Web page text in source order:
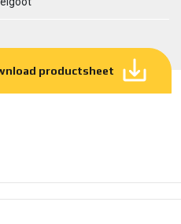
productsheet